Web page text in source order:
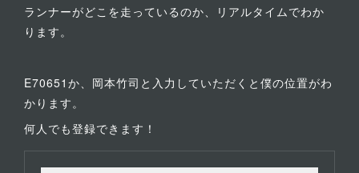
ランナーがどこを走っているのか、リアルタイムでわか
ります。
E70651か、岡本竹司と入力していただくと僕の位置がわ
かります。
何人でも登録できます！